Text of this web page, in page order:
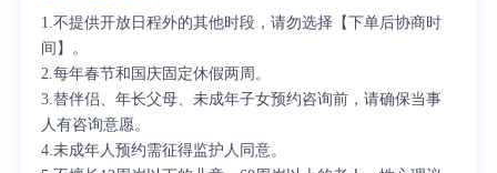
1.不提供开放日程外的其他时段，请勿选择【下单后协商时
间】。
2.每年春节和国庆固定休假两周。
3.替伴侣、年长父母、未成年子女预约咨询前，请确保当事
人有咨询意愿。
4.未成年人预约需征得监护人同意。